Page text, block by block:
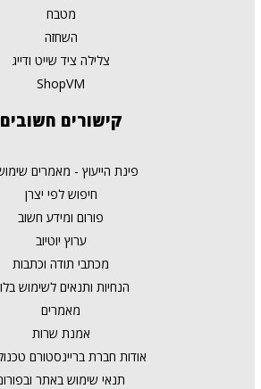
מטבח
השחזה
צלילה ציד שייט ודייג
ShopVM
קישורים חשובים
פינת הייעוץ - מאמרים
חיפוש לפי יצרן
פורום ומידע חשוב
ערוץ יוטיוב
מכתבי תודה וכתבות
הנחיות ותנאים לשימוש
מאמרים
אמנת שרות
אודות חברת בריינסטורם
תנאי שימוש באתר